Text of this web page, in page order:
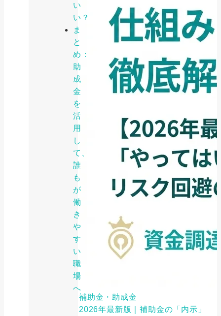
い
い？
ま
と
め：
助
成
金
を
活
用
し
て、
誰
も
が
働
き
や
す
い
職
場
へ
補助金・助成金
2026年最新版｜補助金の「内示」